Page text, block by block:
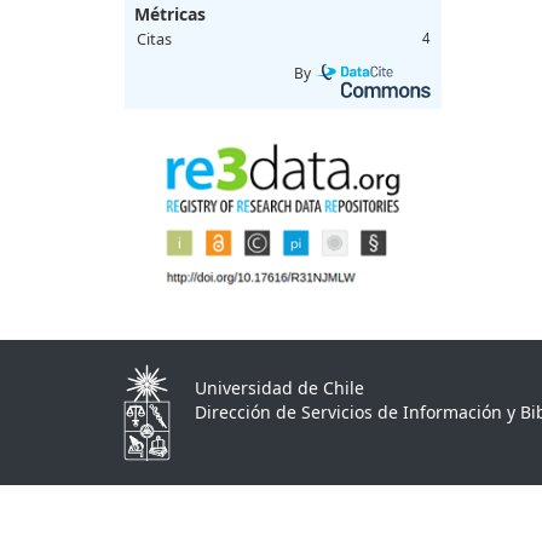
Métricas
Citas 4
By
Universidad de Chile
Dirección de Servicios de Información y